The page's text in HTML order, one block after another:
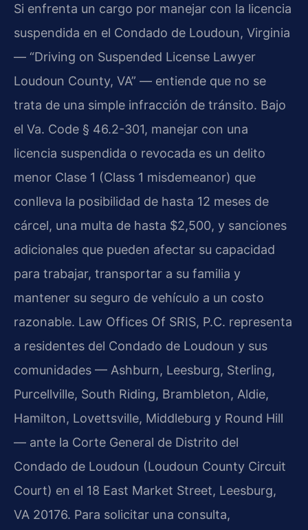
Si enfrenta un cargo por manejar con la licencia
suspendida en el Condado de Loudoun, Virginia
— “Driving on Suspended License Lawyer
Loudoun County, VA” — entiende que no se
trata de una simple infracción de tránsito. Bajo
el Va. Code § 46.2-301, manejar con una
licencia suspendida o revocada es un delito
menor Clase 1 (Class 1 misdemeanor) que
conlleva la posibilidad de hasta 12 meses de
cárcel, una multa de hasta $2,500, y sanciones
adicionales que pueden afectar su capacidad
para trabajar, transportar a su familia y
mantener su seguro de vehículo a un costo
razonable. Law Offices Of SRIS, P.C. representa
a residentes del Condado de Loudoun y sus
comunidades — Ashburn, Leesburg, Sterling,
Purcellville, South Riding, Brambleton, Aldie,
Hamilton, Lovettsville, Middleburg y Round Hill
— ante la Corte General de Distrito del
Condado de Loudoun (Loudoun County Circuit
Court) en el 18 East Market Street, Leesburg,
VA 20176. Para solicitar una consulta,